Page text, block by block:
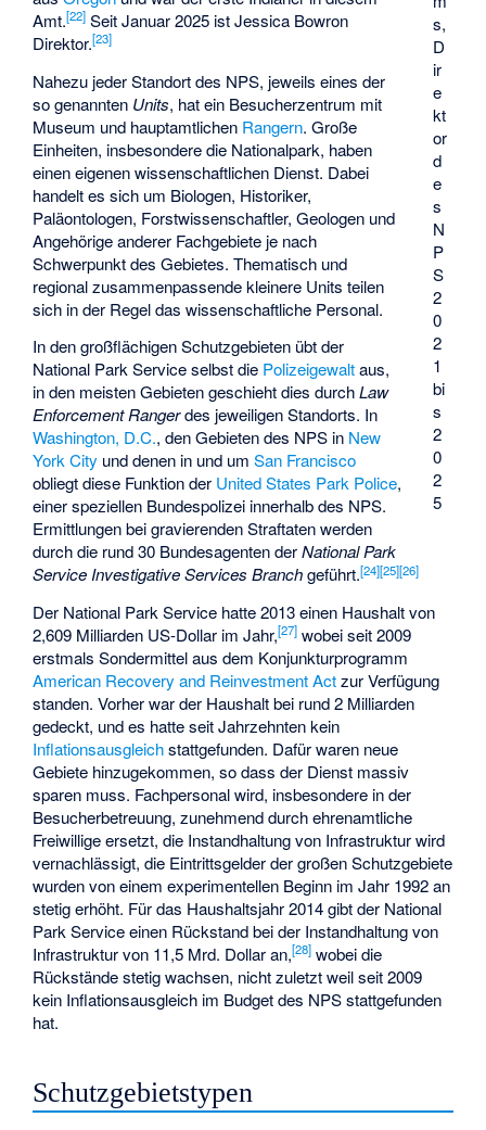
s,
D
ir
e
kt
or
d
e
s
N
P
S
2
0
2
1
bi
s
2
0
2
5
Amt.[22] Seit Januar 2025 ist Jessica Bowron
Direktor.[23]
Nahezu jeder Standort des NPS, jeweils eines der
so genannten Units, hat ein Besucherzentrum mit
Museum und hauptamtlichen Rangern. Große
Einheiten, insbesondere die Nationalpark, haben
einen eigenen wissenschaftlichen Dienst. Dabei
handelt es sich um Biologen, Historiker,
Paläontologen, Forstwissenschaftler, Geologen und
Angehörige anderer Fachgebiete je nach
Schwerpunkt des Gebietes. Thematisch und
regional zusammenpassende kleinere Units teilen
sich in der Regel das wissenschaftliche Personal.
In den großflächigen Schutzgebieten übt der
National Park Service selbst die Polizeigewaltaus,
in den meisten Gebieten geschieht dies durchLaw
Enforcement Rangerdes jeweiligen Standorts. In
Washington, D.C., den Gebieten des NPS in New
York City und denen in und umSan Francisco
obliegt diese Funktion der United States Park Police,
einer speziellen Bundespolizei innerhalb des NPS.
Ermittlungen bei gravierenden Straftaten werden
durch die rund 30 Bundesagenten derNational Park
Service Investigative Services Branchgeführt.[24][25][26]
Der National Park Service hatte 2013 einen Haushalt von
2,609 Milliarden US-Dollar im Jahr,[27] wobei seit 2009
erstmals Sondermittel aus dem Konjunkturprogramm
American Recovery and Reinvestment Actzur Verfügung
standen. Vorher war der Haushalt bei rund 2 Milliarden
gedeckt, und es hatte seit Jahrzehnten kein
Inflationsausgleichstattgefunden. Dafür waren neue
Gebiete hinzugekommen, so dass der Dienst massiv
sparen muss. Fachpersonal wird, insbesondere in der
Besucherbetreuung, zunehmend durch ehrenamtliche
Freiwillige ersetzt, die Instandhaltung von Infrastruktur wird
vernachlässigt, die Eintrittsgelder der großen Schutzgebiete
wurden von einem experimentellen Beginn im Jahr 1992 an
stetig erhöht. Für das Haushaltsjahr 2014 gibt der National
Park Service einen Rückstand bei der Instandhaltung von
Infrastruktur von 11,5 Mrd. Dollar an,[28] wobei die
Rückstände stetig wachsen, nicht zuletzt weil seit 2009
kein Inflationsausgleich im Budget des NPS stattgefunden
hat.
Schutzgebietstypen